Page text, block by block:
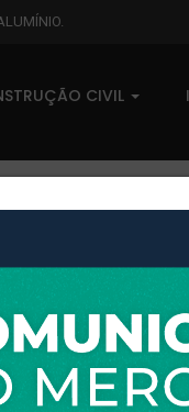
CIVIL
XTL-726 -
0
Disponível
Taxas R$ 0,00